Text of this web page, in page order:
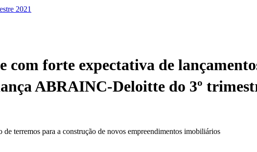
2021
forte expectativa de
ABRAINC-Deloitte do 3º
de terremos para a construção de novos empreendimentos imobiliários